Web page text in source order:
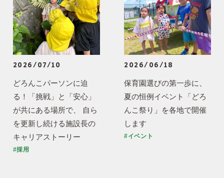
2026/07/10
どろんこパーソンに迫
る！「挑戦」と「安心」
が共にある場所で、 自ら
を更新し続ける施設長の
キャリアストーリー
#採用
2026/06/18
保育園選びの第一歩に、
夏の恒例イベント「どろ
んこ祭り」を各地で開催
します
#イベント